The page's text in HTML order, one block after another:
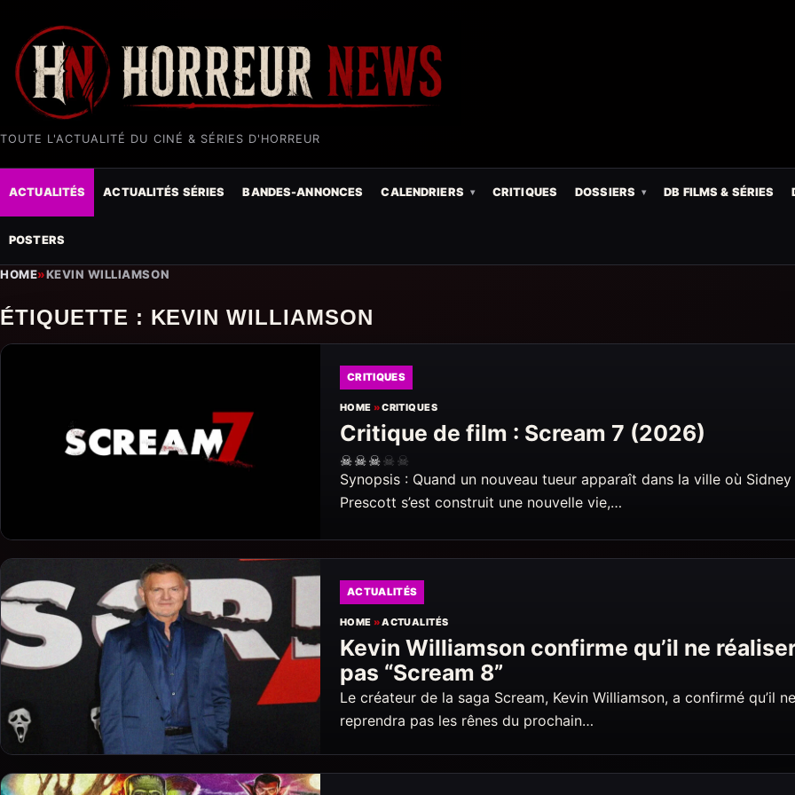
TOUTE L'ACTUALITÉ DU CINÉ & SÉRIES D'HORREUR
ACTUALITÉS ACTUALITÉS SÉRIES BANDES-ANNONCES CALENDRIERS CRITIQUES DOSSIERS DB FILMS & SÉRIES
POSTERS
HOME»KEVIN WILLIAMSON
ÉTIQUETTE : KEVIN WILLIAMSON
CRITIQUES
HOME »CRITIQUES
Critique de film : Scream 7 (2026)
☠☠☠☠ ☠
Synopsis : Quand un nouveau tueur apparaît dans la ville où Sidney
Prescott s’est construit une nouvelle vie,…
ACTUALITÉS
HOME »ACTUALITÉS
Kevin Williamson confirme qu’il ne
pas “Scream 8”
Le créateur de la saga Scream, Kevin Williamson, a confirmé qu’il ne
reprendra pas les rênes du prochain…